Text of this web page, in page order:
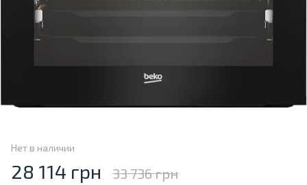
Нет в наличии
28 114 грн 33 736 грн